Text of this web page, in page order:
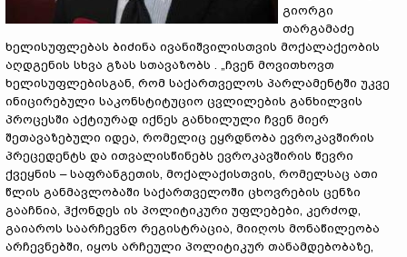
გიორგი
თარგამაძე
ხელისუფლებას ბიძინა ივანიშვილისთვის მოქალაქეობის
აღდგენის სხვა გზას სთავაზობს . „ჩვენ მოვითხოვთ
ხელისუფლებისგან, რომ საქართველოს პარლამენტში უკვე
ინიცირებული საკონსტიტუციო ცვლილების განხილვის
პროცესში აქტიურად იქნეს განხილული ჩვენ მიერ
შეთავაზებული იდეა, რომელიც ეყრდნობა ევროკავშირის
პრეცედენტს და ითვალისწინებს ევროკავშირის წევრი
ქვეყნის – საფრანგეთის, მოქალაქისთვის, რომელსაც ათი
წლის განმავლობაში საქართველოში ცხოვრების ცენზი
გააჩნია, ჰქონდეს ის პოლიტიკური უფლებები, კერძოდ,
გაიაროს საარჩევნო რეგისტრაცია, მიიღოს მონაწილეობა
არჩევნებში, იყოს არჩეული პოლიტიკურ თანამდებობაზე,